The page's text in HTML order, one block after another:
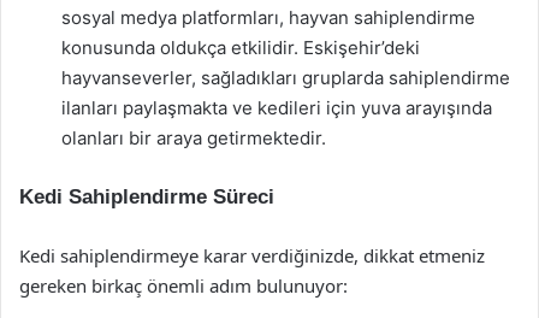
sosyal medya platformları, hayvan sahiplendirme
konusunda oldukça etkilidir. Eskişehir’deki
hayvanseverler, sağladıkları gruplarda sahiplendirme
ilanları paylaşmakta ve kedileri için yuva arayışında
olanları bir araya getirmektedir.
Kedi Sahiplendirme Süreci
Kedi sahiplendirmeye karar verdiğinizde, dikkat etmeniz
gereken birkaç önemli adım bulunuyor: